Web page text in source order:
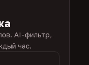
AI-фильтр,
час.